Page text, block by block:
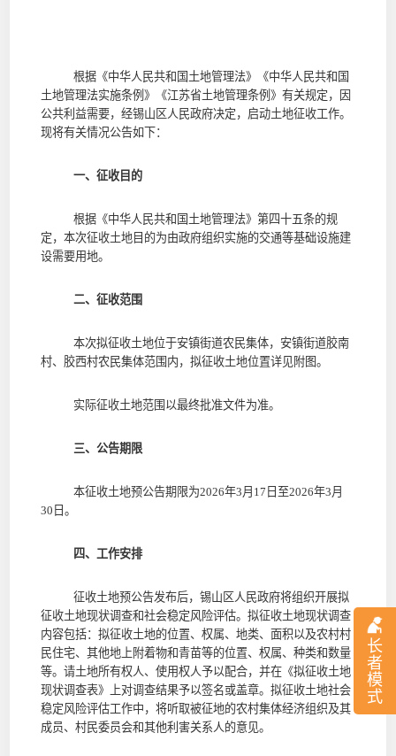
长
者
模
式
根据《中华人民共和国土地管理法》《中华人民共和国
土地管理法实施条例》《江苏省土地管理条例》有关规定，因
公共利益需要，经锡山区人民政府决定，启动土地征收工作。
现将有关情况公告如下：
一、征收目的
根据《中华人民共和国土地管理法》第四十五条的规
定，本次征收土地目的为由政府组织实施的交通等基础设施建
设需要用地。
二、征收范围
本次拟征收土地位于安镇街道农民集体，安镇街道胶南
村、胶西村农民集体范围内， 拟征收土地位置详见附图。
实际征收土地范围以最终批准文件为准。
三、公告期限
本征收土地预公告期限为2026年3 月 17 日至2026年3 月
30 日。
四、工作安排
征收土地预公告发布后，锡山区人民政府将组织开展拟
征收土地现状调查和社会稳定风险评估。拟征收土地现状调查
内容包括：拟征收土地的位置、权属、地类、面积以及农村村
民住宅、其他地上附着物和青苗等的位置、权属、种类和数量
等。请土地所有权人、使用权人予以配合，并在《拟征收土地
现状调查表》上对调查结果予以签名或盖章。拟征收土地社会
稳定风险评估工作中，将听取被征地的农村集体经济组织及其
成员、村民委员会和其他利害关系人的意见。